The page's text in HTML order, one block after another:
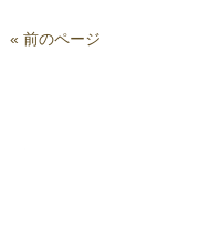
« 前のページ